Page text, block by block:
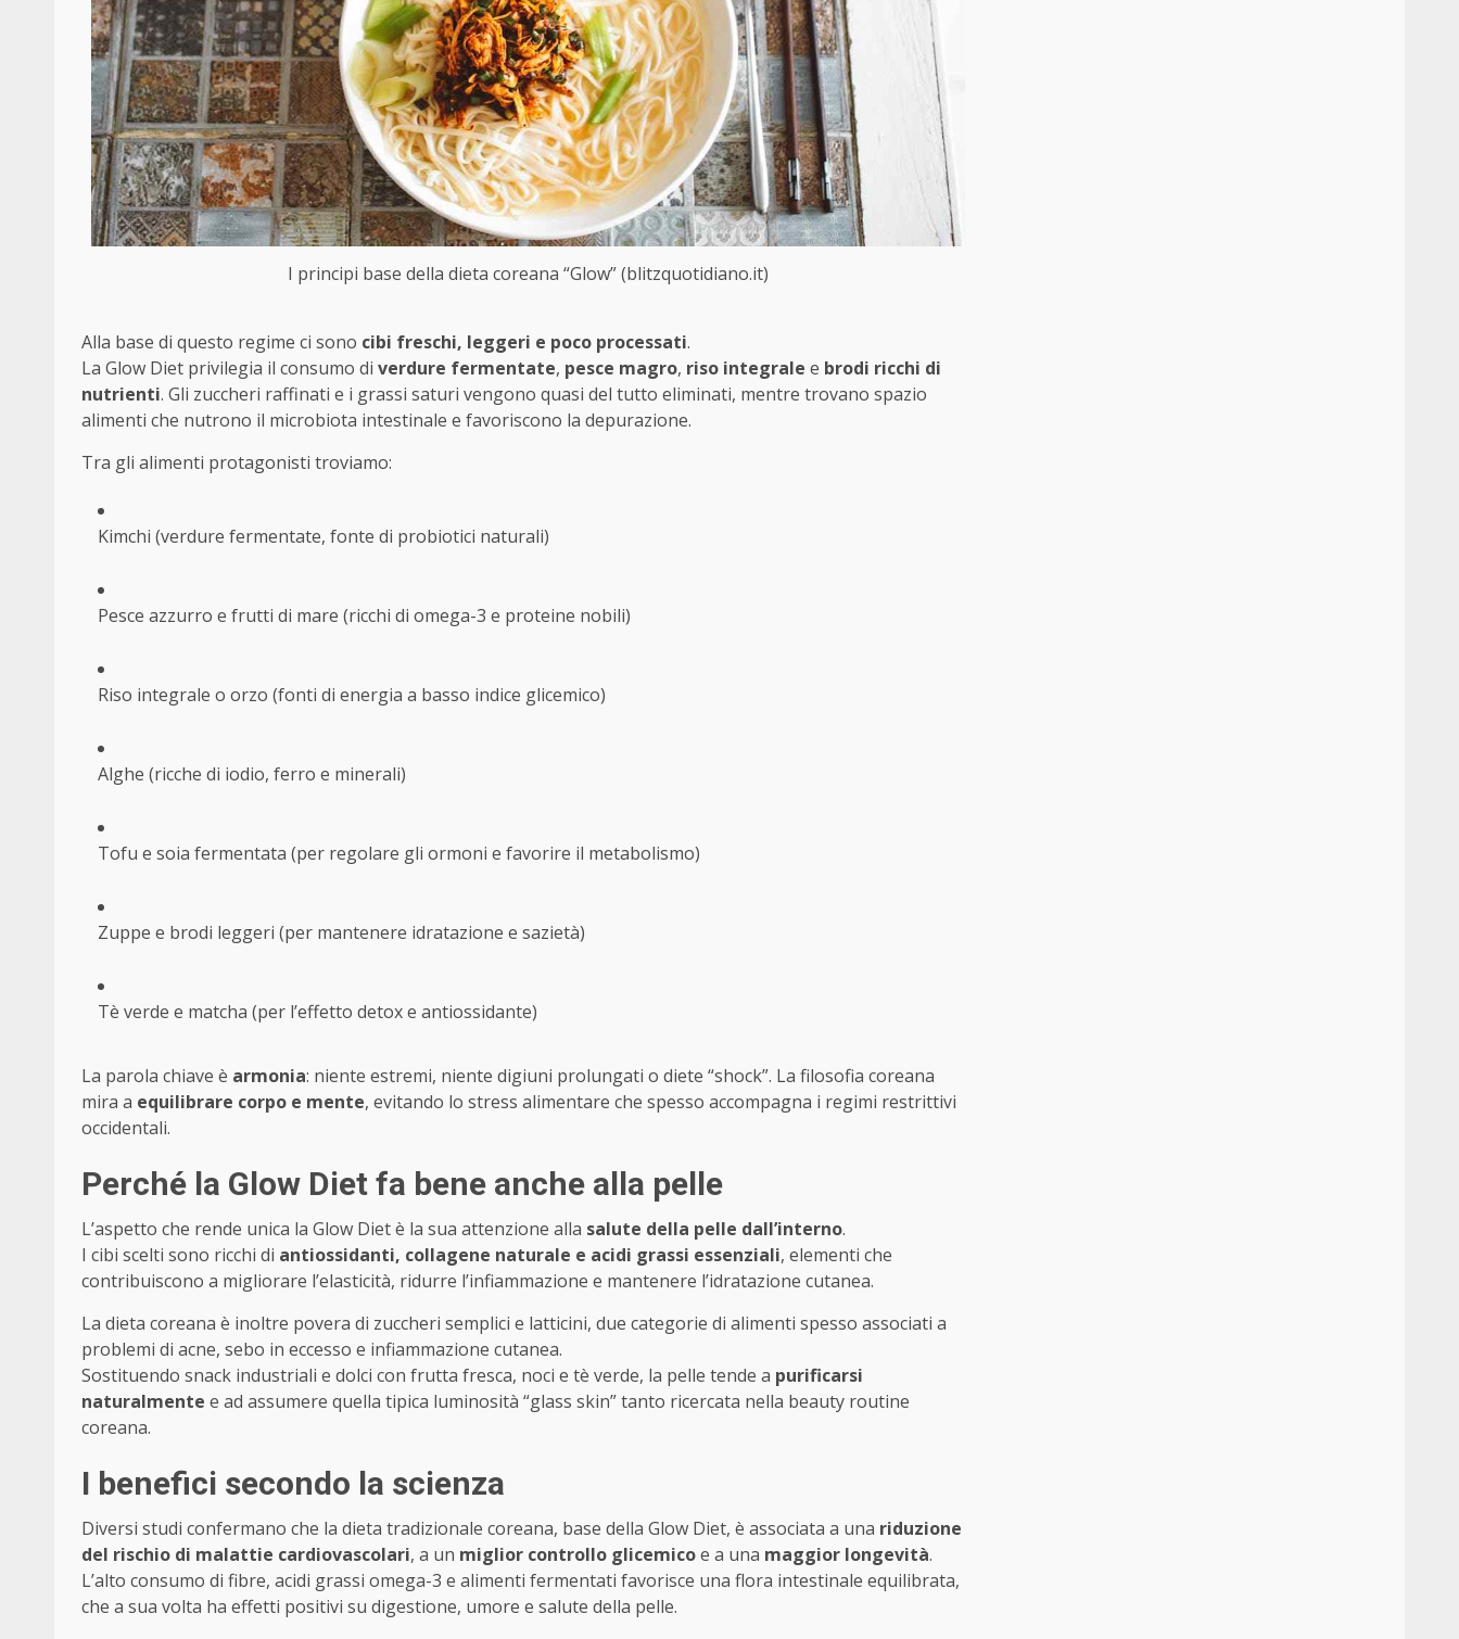
I principi base della dieta coreana “Glow” (blitzquotidiano.it)
Alla base di questo regime ci sono cibi freschi, leggeri e poco processati.
La Glow Diet privilegia il consumo di verdure fermentate, pesce magro, riso integrale e brodi ricchi di
nutrienti. Gli zuccheri raffinati e i grassi saturi vengono quasi del tutto eliminati, mentre trovano spazio
alimenti che nutrono il microbiota intestinale e favoriscono la depurazione.
Tra gli alimenti protagonisti troviamo:
Kimchi (verdure fermentate, fonte di probiotici naturali)
Pesce azzurro e frutti di mare (ricchi di omega-3 e proteine nobili)
Riso integrale o orzo (fonti di energia a basso indice glicemico)
Alghe (ricche di iodio, ferro e minerali)
Tofu e soia fermentata (per regolare gli ormoni e favorire il metabolismo)
Zuppe e brodi leggeri (per mantenere idratazione e sazietà)
Tè verde e matcha (per l’effetto detox e antiossidante)
La parola chiave è armonia: niente estremi, niente digiuni prolungati o diete “shock”. La filosofia coreana
mira a equilibrare corpo e mente, evitando lo stress alimentare che spesso accompagna i regimi restrittivi
occidentali.
Perché la Glow Diet fa bene anche alla pelle
L’aspetto che rende unica la Glow Diet è la sua attenzione alla salute della pelle dall’interno.
I cibi scelti sono ricchi di antiossidanti, collagene naturale e acidi grassi essenziali, elementi che
contribuiscono a migliorare l’elasticità, ridurre l’infiammazione e mantenere l’idratazione cutanea.
La dieta coreana è inoltre povera di zuccheri semplici e latticini, due categorie di alimenti spesso associati a
problemi di acne, sebo in eccesso e infiammazione cutanea.
Sostituendo snack industriali e dolci con frutta fresca, noci e tè verde, la pelle tende a purificarsi
naturalmente e ad assumere quella tipica luminosità “glass skin” tanto ricercata nella beauty routine
coreana.
I benefici secondo la scienza
Diversi studi confermano che la dieta tradizionale coreana, base della Glow Diet, è associata a una riduzione
del rischio di malattie cardiovascolari, a un miglior controllo glicemicoe a una maggior longevità.
L’alto consumo di fibre, acidi grassi omega-3 e alimenti fermentati favorisce una flora intestinale equilibrata,
che a sua volta ha effetti positivi su digestione, umore e salute della pelle.